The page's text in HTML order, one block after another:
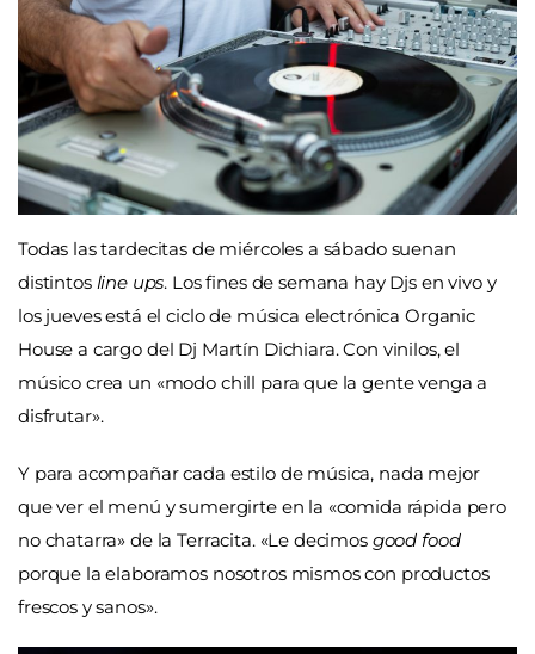
Todas las tardecitas de miércoles a sábado suenan
distintos line ups. Los fines de semana hay Djs en vivo y
los jueves está el ciclo de música electrónica Organic
House a cargo del Dj Martín Dichiara. Con vinilos, el
músico crea un «modo chill para que la gente venga a
disfrutar».
Y para acompañar cada estilo de música, nada mejor
que ver el menú y sumergirte en la «comida rápida pero
no chatarra» de la Terracita. «Le decimos good food
porque la elaboramos nosotros mismos con productos
frescos y sanos».